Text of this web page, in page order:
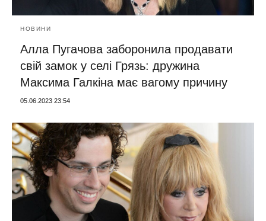
НОВИНИ
Алла Пугачова заборонила продавати
свій замок у селі Грязь: дружина
Максима Галкіна має вагому причину
05.06.2023 23:54